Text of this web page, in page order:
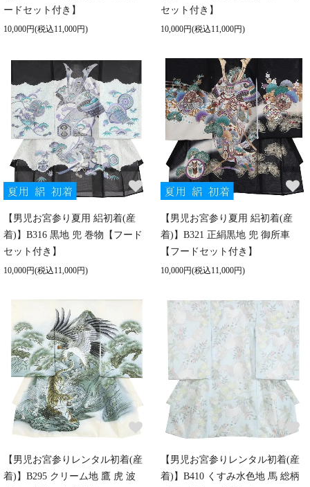
ードセット付き】
10,000円(税込11,000円)
セット付き】
10,000円(税込11,000円)
【男児お宮参り夏用 絽初着(産
着)】B316 黒地 兜 巻物【フード
セット付き】
10,000円(税込11,000円)
【男児お宮参り夏用 絽初着(産
着)】B321 正絹黒地 兜 御所車
【フードセット付き】
10,000円(税込11,000円)
【男児お宮参りレンタル初着(産
着)】B295 クリーム地 鷹 虎 波
【男児お宮参りレンタル初着(産
着)】B410 くすみ水色地 馬 総柄